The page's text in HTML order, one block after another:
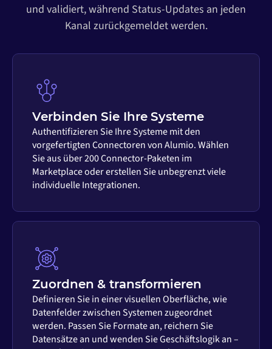
und validiert, während Status-Updates an jeden
Kanal zurückgemeldet werden.
Verbinden Sie Ihre Systeme
Authentifizieren Sie Ihre Systeme mit den
vorgefertigten Connectoren von Alumio. Wählen
Sie aus über 200 Connector-Paketen im
Marketplace oder erstellen Sie unbegrenzt viele
individuelle Integrationen.
Zuordnen & transformieren
Definieren Sie in einer visuellen Oberfläche, wie
Datenfelder zwischen Systemen zugeordnet
werden. Passen Sie Formate an, reichern Sie
Datensätze an und wenden Sie Geschäftslogik an –